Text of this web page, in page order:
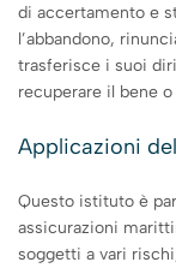
di accertamento e
l’abbandono,
trasferisce i suoi
recuperare il bene
Applicazioni
Questo istituto è
assicurazioni
soggetti a vari